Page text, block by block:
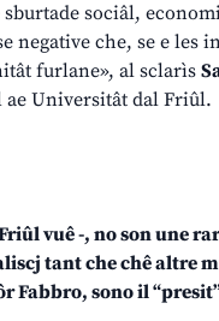
sociâl,
negative che, se e les
furlane», al sclarìs
Universitât dal Friûl.
vuê -, no son une
tant che chê altre
sono il